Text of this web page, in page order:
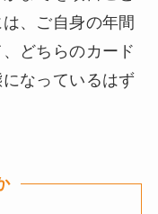
、ご自身の年間
どちらのカード
なっているはず